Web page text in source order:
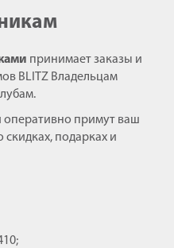
принимает заказы и
BLITZ Владельцам
примут ваш
скидках, подарках и